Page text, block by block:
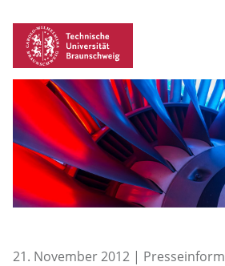
21. November 2012 |